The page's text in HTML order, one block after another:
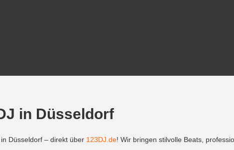
in Düsseldorf
Düsseldorf – direkt über 123DJ.de! Wir bringen stilvolle Beats,